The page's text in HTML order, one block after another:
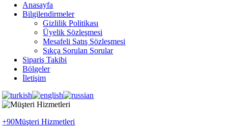
Anasayfa
Bilgilendirmeler
Gizlilik Politikası
Üyelik Sözleşmesi
Mesafeli Satış Sözleşmesi
Sıkça Sorulan Sorular
Sipariş Takibi
Bölgeler
İletişim
+90Müşteri Hizmetleri